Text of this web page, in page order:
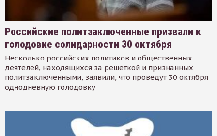
Российские политзаключенные призвали к
голодовке солидарности 30 октября
Несколько российских политиков и общественных
деятелей, находящихся за решеткой и признанных
политзаключенными, заявили, что проведут 30 октября
однодневную голодовку